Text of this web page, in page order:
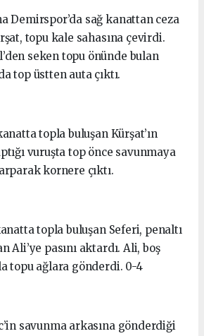
Demirspor’da sağ kanattan ceza
topu kale sahasına çevirdi.
seken topu önünde bulan
top üstten auta çıktı.
topla buluşan Kürşat’ın
vuruşta top önce savunmaya
kornere çıktı.
topla buluşan Seferi, penaltı
Ali’ye pasını aktardı. Ali, boş
topu ağlara gönderdi. 0-4
savunma arkasına gönderdiği